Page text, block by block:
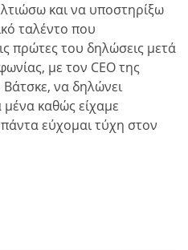
και να υποστηρίξω
ταλέντο που
πρώτες του δηλώσεις μετά
με τον CEO της
να δηλώνει
καθώς είχαμε
εύχομαι τύχη στον